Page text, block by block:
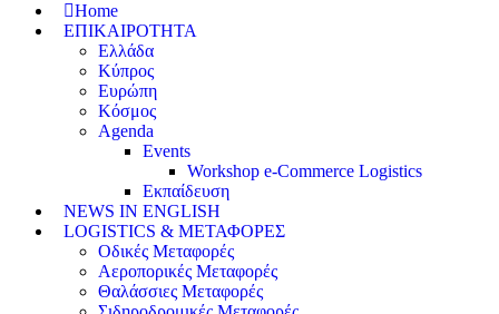
Home
ΕΠΙΚΑΙΡΟΤΗΤΑ
Ελλάδα
Κύπρος
Ευρώπη
Κόσμος
Agenda
Events
Workshop e-Commerce Logistics
Εκπαίδευση
NEWS IN ENGLISH
LOGISTICS & ΜΕΤΑΦΟΡΕΣ
Οδικές Μεταφορές
Αεροπορικές Μεταφορές
Θαλάσσιες Μεταφορές